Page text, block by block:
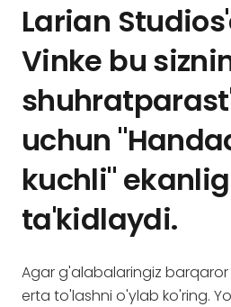
Larian
Vinke bu
uchun
kuchli"
ta'kidlaydi.
Agar g'alabalaringiz
erta to'lashni o'ylab ko'ring.